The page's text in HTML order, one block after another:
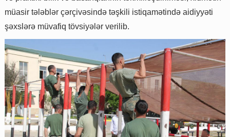
müasir tələblər çərçivəsində təşkili istiqamətində aidiyyəti
şəxslərə müvafiq tövsiyələr verilib.